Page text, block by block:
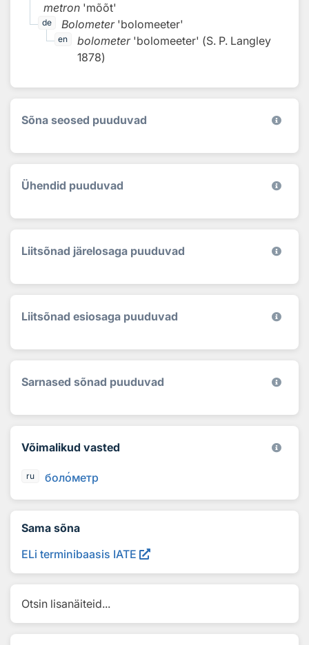
metron'mõõt'
de Bolometer 'bolomeeter'
en bolometer 'bolomeeter' (S. P. Langley
1878)
Sõna seosed puuduvad
Ühendid puuduvad
Liitsõnad järelosaga puuduvad
Liitsõnad esiosaga puuduvad
Sarnased sõnad puuduvad
Võimalikud vasted
ru болометр
Sama sõna
ELi terminibaasis IATE
Otsin lisanäiteid...